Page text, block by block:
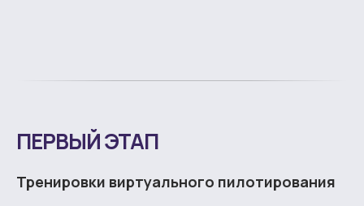
ПЕРВЫЙ ЭТАП
Тренировки виртуального пилотирования